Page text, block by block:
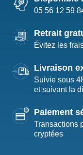
05 56 12 59
Retrait
Évitez les
Livraison
Suivie sous
et suivant la
Paiement
Transactions
cryptées